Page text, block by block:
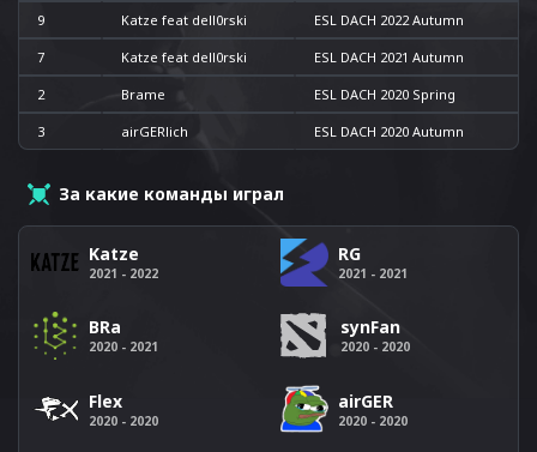
9 Katze feat dell0rski ESL DACH 2022 Autumn
7 Katze feat dell0rski ESL DACH 2021 Autumn
2 Brame ESL DACH 2020 Spring
3 airGERlich ESL DACH 2020 Autumn
За какие команды играл
Katze
2021 - 2022
RG
2021 - 2021
BRa
2020 - 2021
synFan
2020 - 2020
Flex
2020 - 2020
airGER
2020 - 2020